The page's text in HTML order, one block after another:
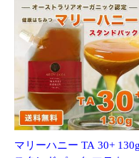
マリーハニー TA 30+ 250
g マヌカハニーと同様の
健康活性力 分析証明書付
オーストラリア・オーガ
ニック認定 はちみつ 蜂蜜
3,600円
（税込*）
送料無
料
360P (10.0%)